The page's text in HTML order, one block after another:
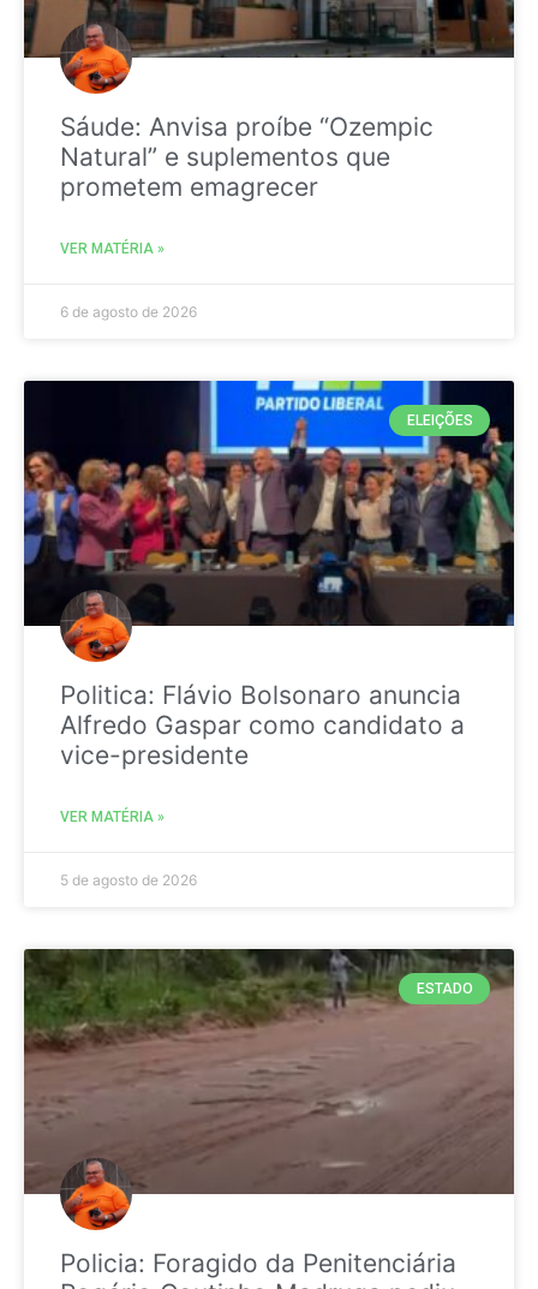
Sáude: Anvisa proíbe “Ozempic
Natural” e suplementos que
prometem emagrecer
VER MATÉRIA »
6 de agosto de 2026
ELEIÇÕES
Politica: Flávio Bolsonaro anuncia
Alfredo Gaspar como candidato a
vice-presidente
VER MATÉRIA »
5 de agosto de 2026
ESTADO
Policia: Foragido da Penitenciária